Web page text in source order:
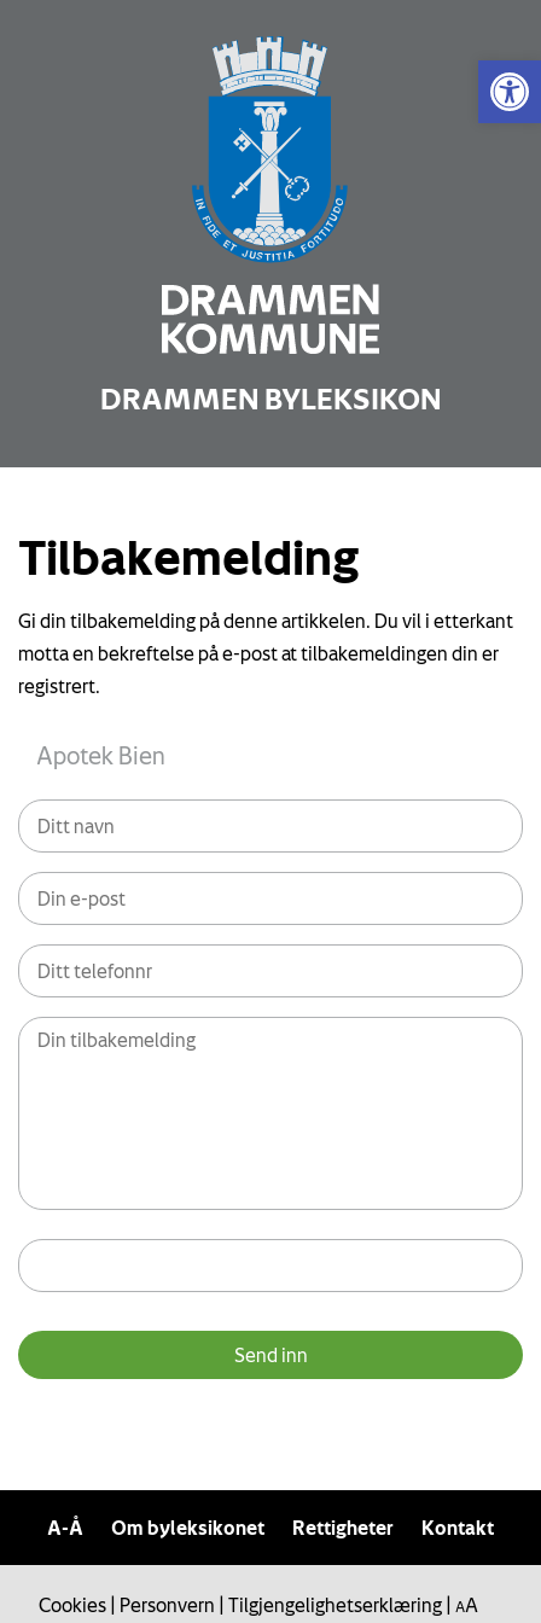
Vis
DRAMMEN BYLEKSIKON
Tilbakemelding
Gi din tilbakemelding på denne artikkelen. Du vil i etterkant
motta en bekreftelse på e-post at tilbakemeldingen din er
registrert.
A-Å Om byleksikonet Rettigheter Kontakt
Cookies Personvern Tilgjengelighetserklæring AA